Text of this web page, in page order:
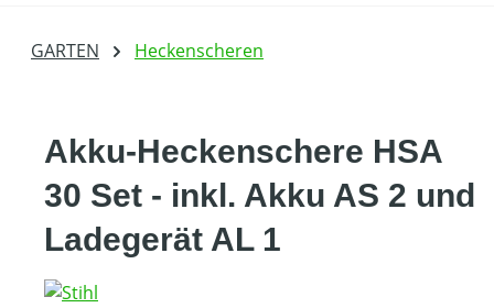
GARTEN Heckenscheren
Akku-Heckenschere HSA
30 Set - inkl. Akku AS 2 und
Ladegerät AL 1